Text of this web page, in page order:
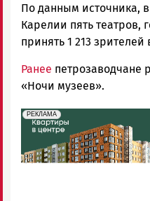
По данным источника,
Карелии пять театров,
принять 1 213 зрителей
Ранее петрозаводчане
«Ночи музеев».
erid: 2SDnjdeSPnB
РЕКЛАМА
Реклама